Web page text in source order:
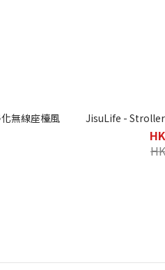
無線座檯風
JisuLife - Stroller